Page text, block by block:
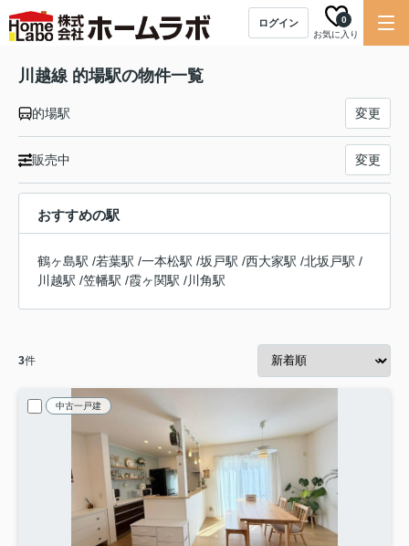
ログイン
お気に入り
0
川越線 的場駅の物件一覧
的場駅 変更
販売中 変更
おすすめの駅
鶴ヶ島駅 /若葉駅 /一本松駅 /坂戸駅 /西大家駅 /北坂戸駅 /
川越駅 /笠幡駅 /霞ヶ関駅 /川角駅
3件
中古一戸建